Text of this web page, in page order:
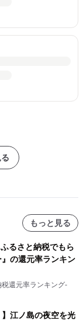
もっと見る
るさと納税でもら
の還元率ランキン
還元率ランキング-
】江ノ島の夜空を光